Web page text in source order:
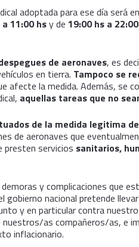
adoptada para ese día será
11:00 hsy de 19:00 hs a
de aeronaves, es
en tierra. Tampoco se
afecte la medida. Además, se
aquellas tareas que no
de la medida legitima
de aeronaves que
presten servicios sanitarios,
y complicaciones que
gobierno nacional pretende
y en particular contra
nuestros/as compañeros/as, e
inflacionario.